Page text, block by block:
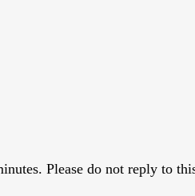
Please do not reply to